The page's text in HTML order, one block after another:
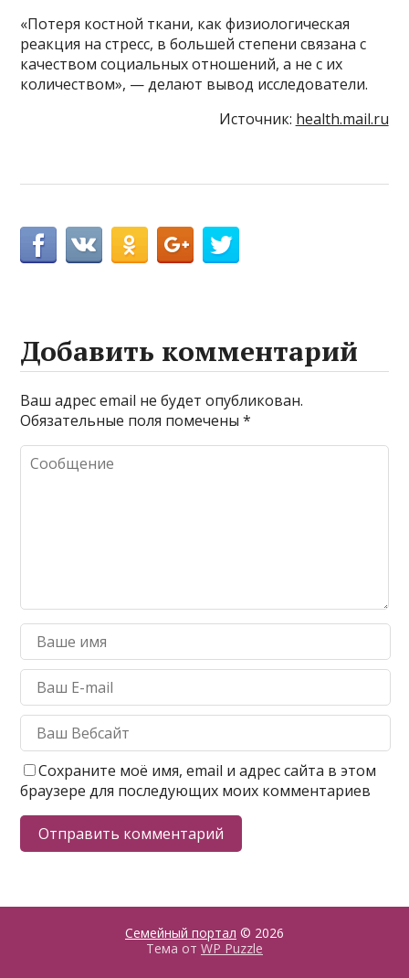
«Потеря костной ткани, как физиологическая
реакция на стресс, в большей степени связана с
качеством социальных отношений, а не с их
количеством», — делают вывод исследователи.
Источник: health.mail.ru
Добавить комментарий
Ваш адрес email не будет опубликован.
Обязательные поля помечены*
Сохраните моё имя, email и адрес сайта в этом
браузере для последующих моих комментариев
Семейный портал © 2026
Тема от WP Puzzle